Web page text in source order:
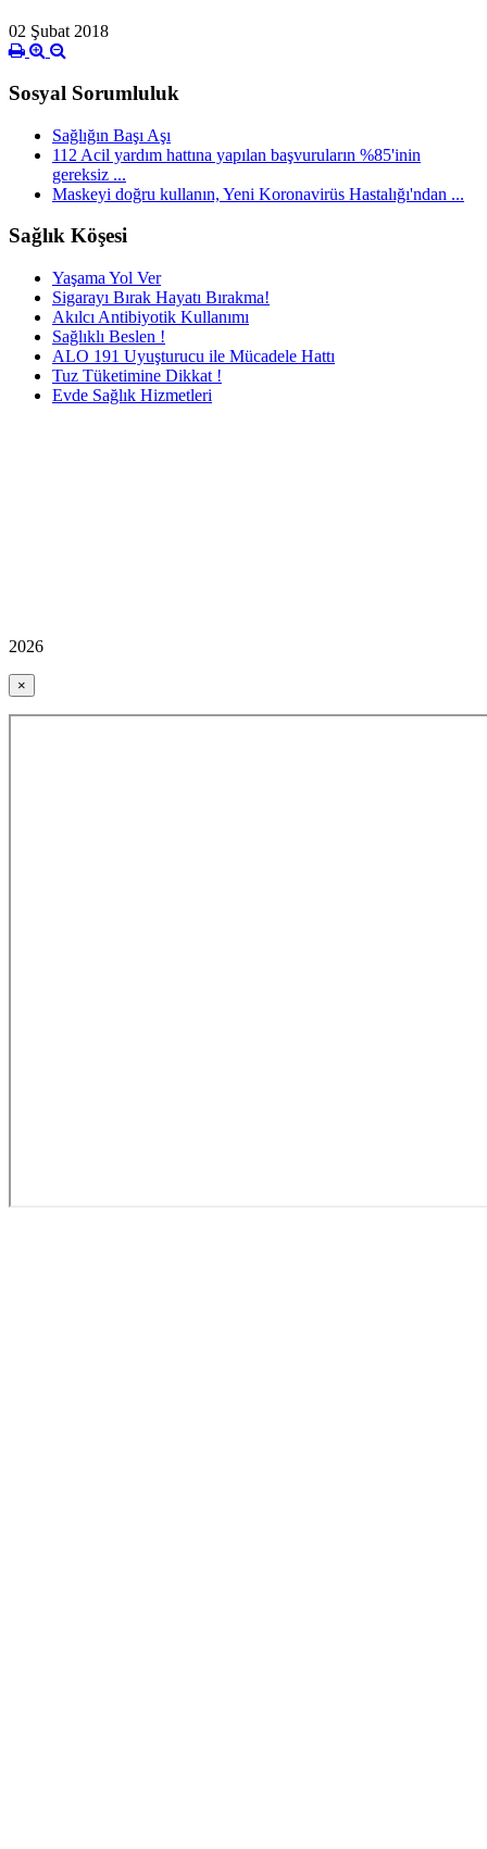
02 Şubat 2018
Sosyal Sorumluluk
Sağlığın Başı Aşı
112 Acil yardım hattına yapılan başvuruların %85'inin
gereksiz ...
Maskeyi doğru kullanın, Yeni Koronavirüs Hastalığı'ndan ...
Sağlık Köşesi
Yaşama Yol Ver
Sigarayı Bırak Hayatı Bırakma!
Akılcı Antibiyotik Kullanımı
Sağlıklı Beslen !
ALO 191 Uyuşturucu ile Mücadele Hattı
Tuz Tüketimine Dikkat !
Evde Sağlık Hizmetleri
2026
×